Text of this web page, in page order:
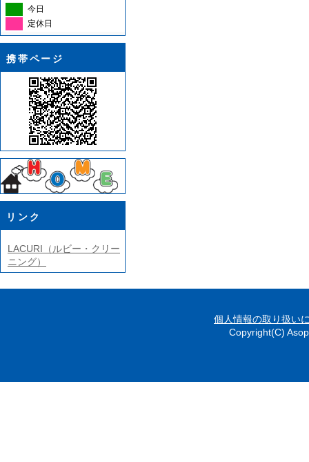
今日
定休日
携帯ページ
リンク
LACURI（ルビー・クリー
ニング）
個人情報の取り扱い
Copyright(C)